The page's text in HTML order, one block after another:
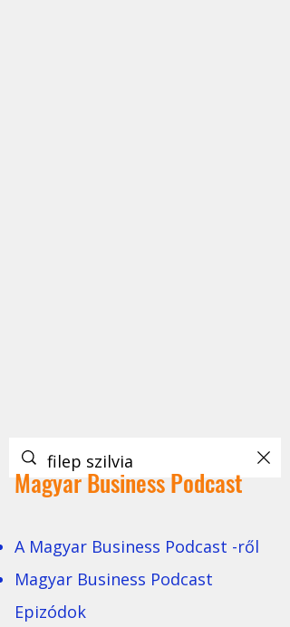
Magyar Business Podcast
A Magyar Business Podcast -ről
Magyar Business Podcast
Epizódok